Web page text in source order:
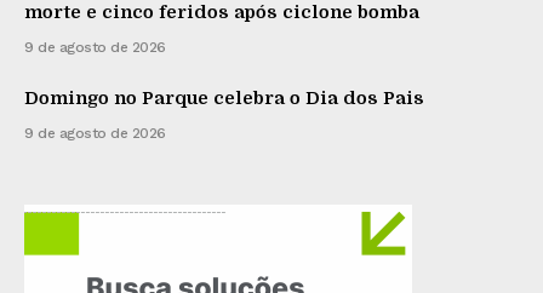
morte e cinco feridos após ciclone bomba
9 de agosto de 2026
Domingo no Parque celebra o Dia dos Pais
9 de agosto de 2026